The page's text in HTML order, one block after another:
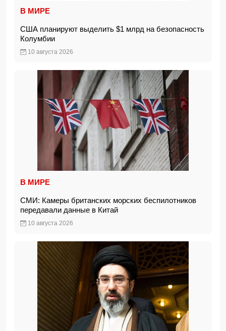
В МИРЕ
США планируют выделить $1 млрд на безопасность
Колумбии
10 августа 2026
В МИРЕ
СМИ: Камеры британских морских беспилотников
передавали данные в Китай
10 августа 2026